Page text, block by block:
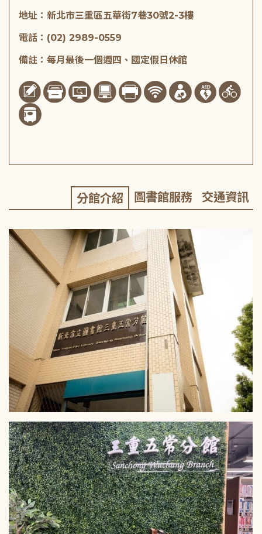
地址：新北市三重區五華街7巷30號2-3樓
電話：(02) 2989-0559
備註：每月最後一個週四、國定假日休館
分館介紹 圖書館服務 交通資訊